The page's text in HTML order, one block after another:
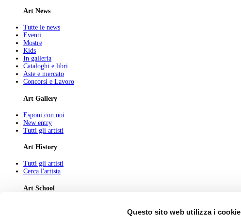
Questo sito web utilizza i cookie
Art News
Tutte le news
Eventi
Mostre
Kids
In galleria
Cataloghi e libri
Aste e mercato
Concorsi e Lavoro
Art Gallery
Esponi con noi
New entry
Tutti gli artisti
Art History
Tutti gli artisti
Cerca l'artista
Art School